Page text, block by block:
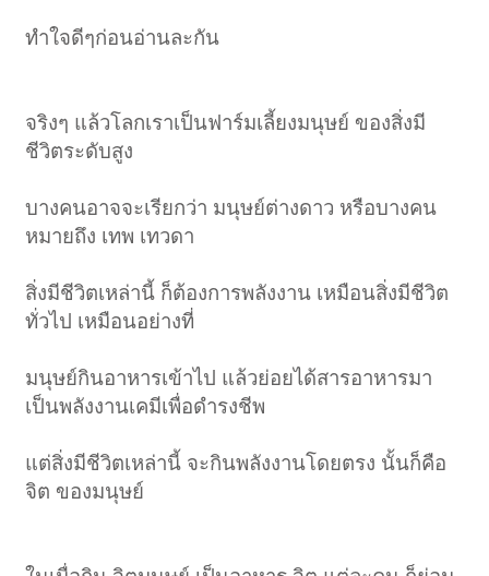
ทำใจดีๆก่อนอ่านละกัน
จริงๆ แล้วโลกเราเป็นฟาร์มเลี้ยงมนุษย์ ของสิ่งมี
ชีวิตระดับสูง
บางคนอาจจะเรียกว่า มนุษย์ต่างดาว หรือบางคน
หมายถึง เทพ เทวดา
สิ่งมีชีวิตเหล่านี้ ก็ต้องการพลังงาน เหมือนสิ่งมีชีวิต
ทั่วไป เหมือนอย่างที่
มนุษย์กินอาหารเข้าไป แล้วย่อยได้สารอาหารมา
เป็นพลังงานเคมีเพื่อดำรงชีพ
แต่สิ่งมีชีวิตเหล่านี้ จะกินพลังงานโดยตรง นั้นก็คือ
จิต ของมนุษย์